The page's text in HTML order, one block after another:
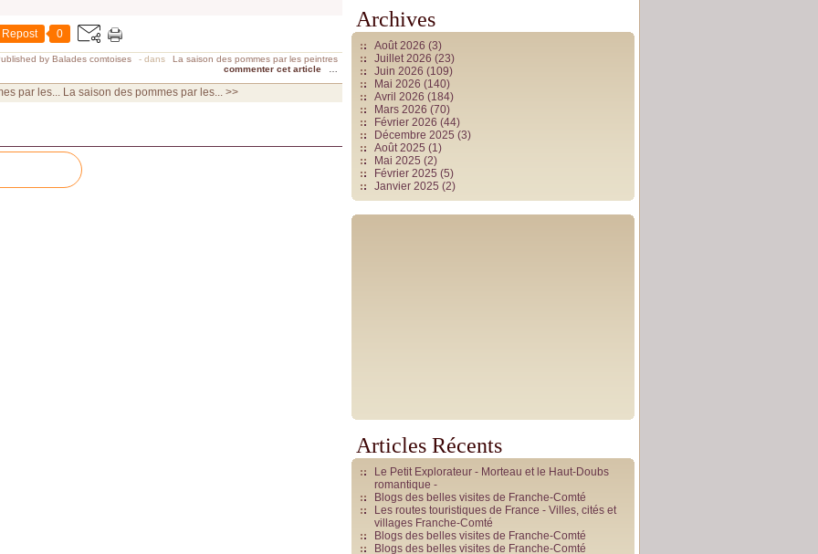
Repost 0
by Balades comtoises - dans
La saison des pommes par les peintres
commenter cet article
par les... La saison des pommes par les... >>
Archives
Août 2026 (3)
Juillet 2026 (23)
Juin 2026 (109)
Mai 2026 (140)
Avril 2026 (184)
Mars 2026 (70)
Février 2026 (44)
Décembre 2025 (3)
Août 2025 (1)
Mai 2025 (2)
Février 2025 (5)
Janvier 2025 (2)
Articles Récents
Le Petit Explorateur - Morteau et le Haut-Doubs
romantique -
Blogs des belles visites de Franche-Comté
Les routes touristiques de France - Villes, cités et
villages Franche-Comté
Blogs des belles visites de Franche-Comté
Blogs des belles visites de Franche-Comté